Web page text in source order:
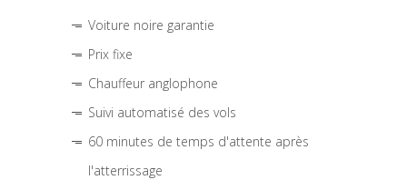
Voiture noire garantie
Prix fixe
Chauffeur anglophone
Suivi automatisé des vols
60 minutes de temps d'attente après
l'atterrissage